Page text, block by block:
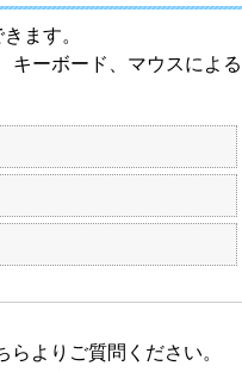
ます。
キーボード、マウスによる
よりご質問ください。